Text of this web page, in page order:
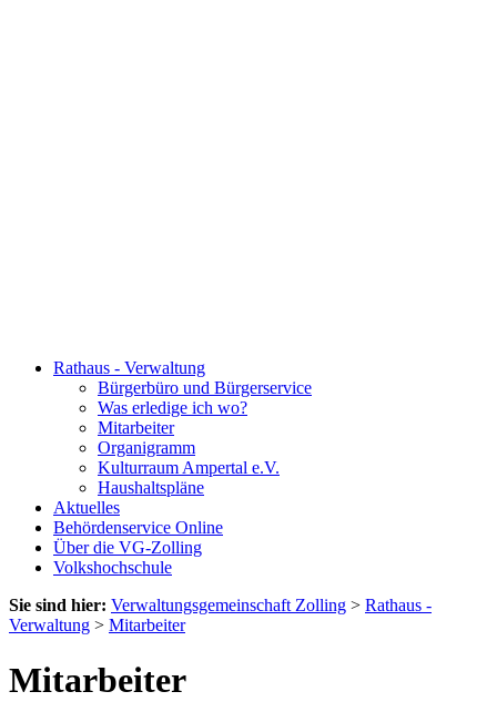
Rathaus - Verwaltung
Bürgerbüro und Bürgerservice
Was erledige ich wo?
Mitarbeiter
Organigramm
Kulturraum Ampertal e.V.
Haushaltspläne
Aktuelles
Behördenservice Online
Über die VG-Zolling
Volkshochschule
Sie sind hier: Verwaltungsgemeinschaft Zolling > Rathaus -
Verwaltung > Mitarbeiter
Mitarbeiter